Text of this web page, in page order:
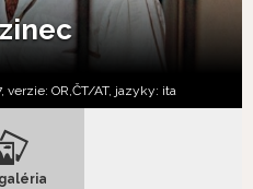
verzie: OR, ČT/AT, jazyky: ita